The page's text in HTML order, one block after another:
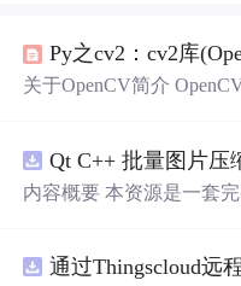
关于OpenCV简介 OpenCV是一个基于BSD许可（开源）发
一系列 C 函数和少量
by、MATLAB等语言的
口。 （CV：Computer
内容概要 本资源是一套
张图片、直接读取整个文
通过Thingscloud远